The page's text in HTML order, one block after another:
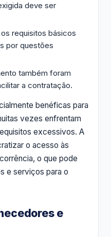
deve ser
requisitos básicos
por questões
também foram
a contratação.
benéficas para
vezes enfrentam
excessivos. A
o acesso às
o que pode
e serviços para o
e